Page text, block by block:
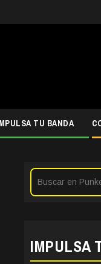
TU BANDA
IMPULSA